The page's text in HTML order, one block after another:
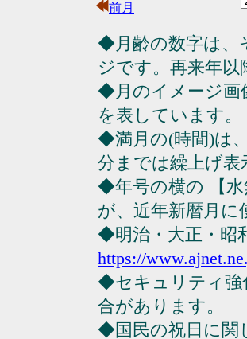
前月
◆月齢の数字は、
ジです。再来年
◆月のイメージ画
を表しています。
◆満月の(時間)は
分までは繰上げ表
◆年号の横の 【水
が、近年新暦月
◆明治・大正・昭
https://
◆セキュリティ強
合があります。
◆国民の祝日に関